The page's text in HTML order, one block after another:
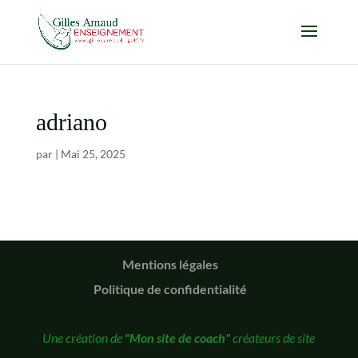
adriano
par | Mai 25, 2025
Mentions légales
Politique de confidentialité
Une création de "Mon site de coach"créateurs de site